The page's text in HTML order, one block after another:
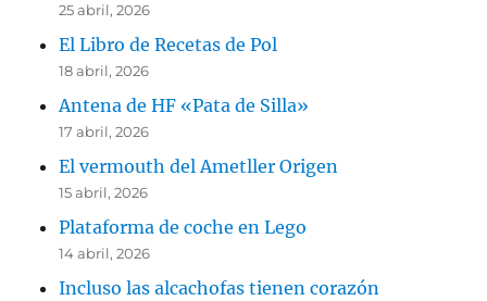
25 abril, 2026
El Libro de Recetas de Pol
18 abril, 2026
Antena de HF «Pata de Silla»
17 abril, 2026
El vermouth del Ametller Origen
15 abril, 2026
Plataforma de coche en Lego
14 abril, 2026
Incluso las alcachofas tienen corazón